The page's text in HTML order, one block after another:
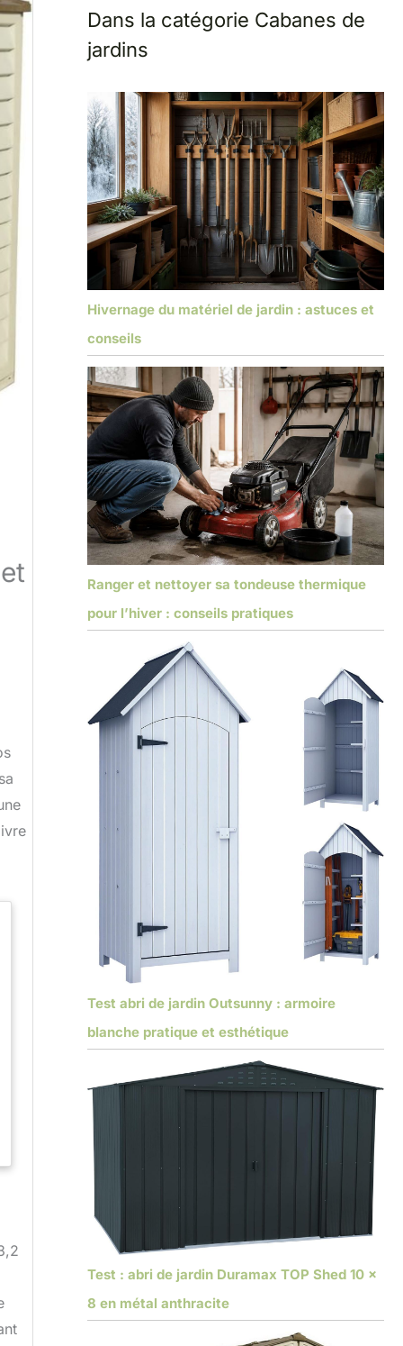
Dans la catégorie Cabanes de
jardins
Hivernage du matériel de jardin : astuces et
conseils
Ranger et nettoyer sa tondeuse thermique
pour l’hiver : conseils pratiques
Test abri de jardin Outsunny : armoire
blanche pratique et esthétique
Test : abri de jardin Duramax TOP Shed 10 x
8 en métal anthracite